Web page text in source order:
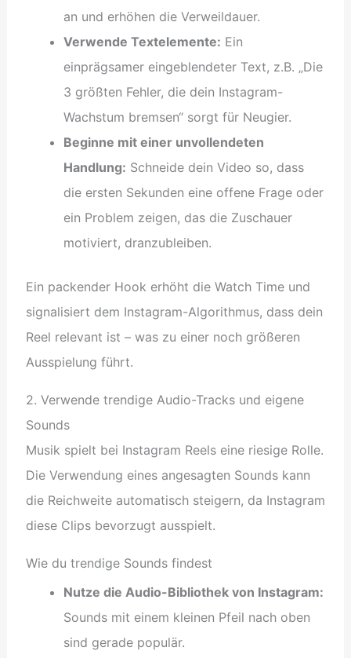
an und erhöhen die Verweildauer.
Verwende Textelemente: Ein
einprägsamer eingeblendeter Text, z.B. „Die
3 größten Fehler, die dein Instagram-
Wachstum bremsen“ sorgt für Neugier.
Beginne mit einer unvollendeten
Handlung: Schneide dein Video so, dass
die ersten Sekunden eine offene Frage oder
ein Problem zeigen, das die Zuschauer
motiviert, dranzubleiben.
Ein packender Hook erhöht die Watch Time und
signalisiert dem Instagram-Algorithmus, dass dein
Reel relevant ist – was zu einer noch größeren
Ausspielung führt.
2. Verwende trendige Audio-Tracks und eigene
Sounds
Musik spielt bei Instagram Reels eine riesige Rolle.
Die Verwendung eines angesagten Sounds kann
die Reichweite automatisch steigern, da Instagram
diese Clips bevorzugt ausspielt.
Wie du trendige Sounds findest
Nutze die Audio-Bibliothek von Instagram:
Sounds mit einem kleinen Pfeil nach oben
sind gerade populär.